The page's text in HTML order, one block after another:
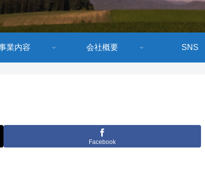
業内容 会社概要 SNS
Facebook